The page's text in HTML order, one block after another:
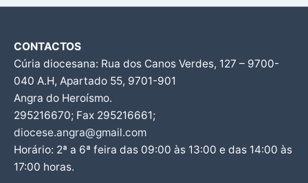
CONTACTOS
Cúria diocesana: Rua dos Canos Verdes, 127 – 9700-
040 A.H, Apartado 55, 9701-901
Angra do Heroísmo.
295216670; Fax 295216661;
diocese.angra@gmail.com
Horário: 2ª a 6ª feira das 09:00 às 13:00 e das 14:00 às
17:00 horas.